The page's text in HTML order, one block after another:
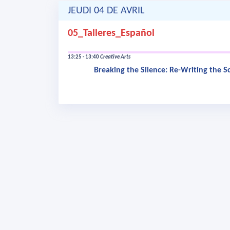
JEUDI 04 DE AVRIL
05_Talleres_Español
13:25 - 13:40Creative Arts
Breaking the Silence: Re-Writing the